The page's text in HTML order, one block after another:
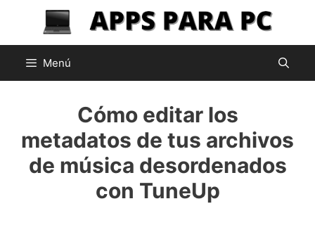
contenido
Menú
Cómo editar los
metadatos de tus archivos
de música desordenados
con TuneUp